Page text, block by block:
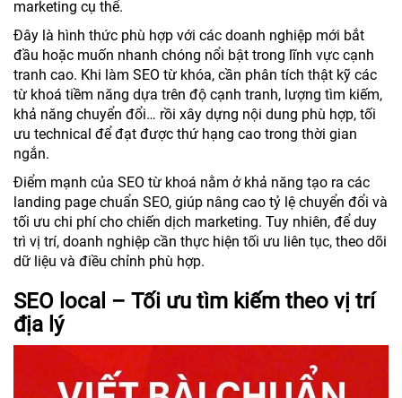
marketing cụ thể.
Đây là hình thức phù hợp với các doanh nghiệp mới bắt
đầu hoặc muốn nhanh chóng nổi bật trong lĩnh vực cạnh
tranh cao. Khi làm SEO từ khóa, cần phân tích thật kỹ các
từ khoá tiềm năng dựa trên độ cạnh tranh, lượng tìm kiếm,
khả năng chuyển đổi… rồi xây dựng nội dung phù hợp, tối
ưu technical để đạt được thứ hạng cao trong thời gian
ngắn.
Điểm mạnh của SEO từ khoá nằm ở khả năng tạo ra các
landing page chuẩn SEO, giúp nâng cao tỷ lệ chuyển đổi và
tối ưu chi phí cho chiến dịch marketing. Tuy nhiên, để duy
trì vị trí, doanh nghiệp cần thực hiện tối ưu liên tục, theo dõi
dữ liệu và điều chỉnh phù hợp.
SEO local – Tối ưu tìm kiếm theo vị trí
địa lý